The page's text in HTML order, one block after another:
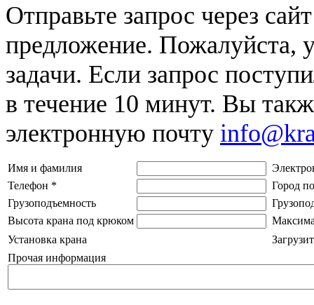
Отправьте запрос через
предложение. Пожалуйста,
задачи. Если запрос
в течение 10 минут. Вы
электронную почту
Имя и фамилия
Телефон *
Город
Грузоподъемность
Высота крана под крюком
Установка крана
Прочая информация